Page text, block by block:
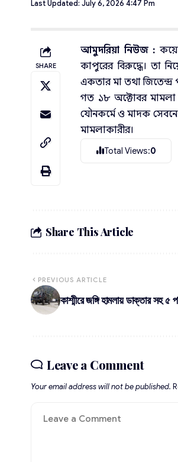
Last Updated: July 6, 2026 4:47 Pm
SHARE
আমুদরিয়া নিউজ :
কাপুরের বিরুদ্ধে। তা
একতার মা তথা
গত ১৮ অক্টোবর মামলা
যৌনকর্মে ও মাদক সেবনে
মামলাকারীর।
Total Views:0
Share This Article
PREVIOUS ARTICLE
কাশ্মীরে জঙ্গি হামলায় ডাক্তার সহ ৫
Leave a Comment
Your email address will not be published.